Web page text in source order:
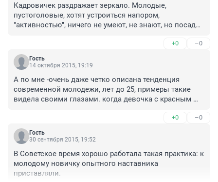
Кадровичек раздражает зеркало. Молодые,
пустоголовые, хотят устроиться напором,
"активностью", ничего не умеют, не знают, но посади
разводить вокруг себя царство своих настроений, и
уже отношения с ним надо выстраивать, находить
"подход". Считая при этом это болото своим "опытом",
+0 –0
Гость
14 октября 2015, 19:19
А по мне -очень даже четко описана тенденция
современной молодежи, лет до 25, примеры такие
видела своими глазами. когда девочка с красным
итоге желание уволиться объяснила тем что у нее
возникло особой охоты читать все ЭТИ документы,
по моим наблюдениям ее интерес на 50% рабочего
телефон.
На лице вечно было написано какое-то самомнение,
конечно же в день подачи заявления об увольнении
+0 –0
Гость
30 сентября 2015, 19:52
В Советское время хорошо работала такая практика: к
молодому новичку опытного наставника
приставляли.